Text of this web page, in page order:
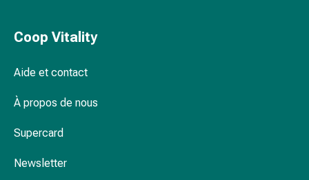
Troubles
la
et
Allergies
Coop Vitality
Aide et contact
À propos de nous
Supercard
Newsletter